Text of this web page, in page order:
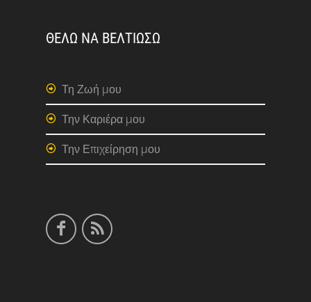
ΘΕΛΩ ΝΑ ΒΕΛΤΙΩΣΩ
Τη Ζωή μου
Την Καριέρα μου
Την Επιχείρηση μου